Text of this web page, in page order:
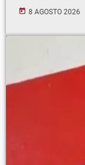
today 8 AGOSTO 2026